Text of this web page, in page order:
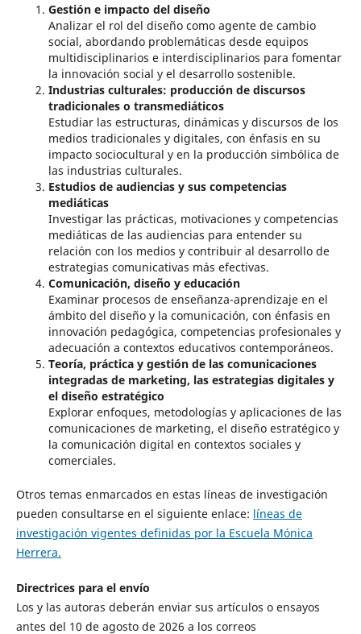
Gestión e impacto del diseño
Analizar el rol del diseño como agente de cambio
social, abordando problemáticas desde equipos
multidisciplinarios e interdisciplinarios para fomentar
la innovación social y el desarrollo sostenible.
Industrias culturales: producción de discursos
tradicionales o transmediáticos
Estudiar las estructuras, dinámicas y discursos de los
medios tradicionales y digitales, con énfasis en su
impacto sociocultural y en la producción simbólica de
las industrias culturales.
Estudios de audiencias y sus competencias
mediáticas
Investigar las prácticas, motivaciones y competencias
mediáticas de las audiencias para entender su
relación con los medios y contribuir al desarrollo de
estrategias comunicativas más efectivas.
Comunicación, diseño y educación
Examinar procesos de enseñanza-aprendizaje en el
ámbito del diseño y la comunicación, con énfasis en
innovación pedagógica, competencias profesionales y
adecuación a contextos educativos contemporáneos.
Teoría, práctica y gestión de las comunicaciones
integradas de marketing, las estrategias digitales y
el diseño estratégico
Explorar enfoques, metodologías y aplicaciones de las
comunicaciones de marketing, el diseño estratégico y
la comunicación digital en contextos sociales y
comerciales.
Otros temas enmarcados en estas líneas de investigación
pueden consultarse en el siguiente enlace: líneas de
investigación vigentes definidas por la Escuela Mónica
Herrera.
Directrices para el envío
Los y las autoras deberán enviar sus artículos o ensayos
antes del 10 de agosto de 2026 a los correos